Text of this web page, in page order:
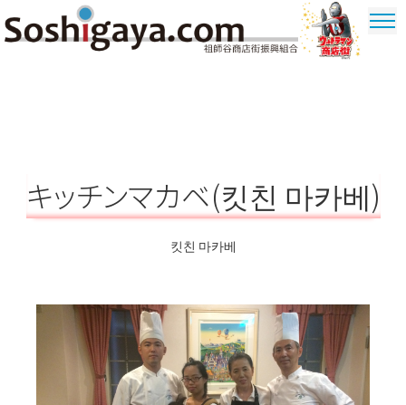
キッチンマカベ(킷친 마카베)
킷친 마카베